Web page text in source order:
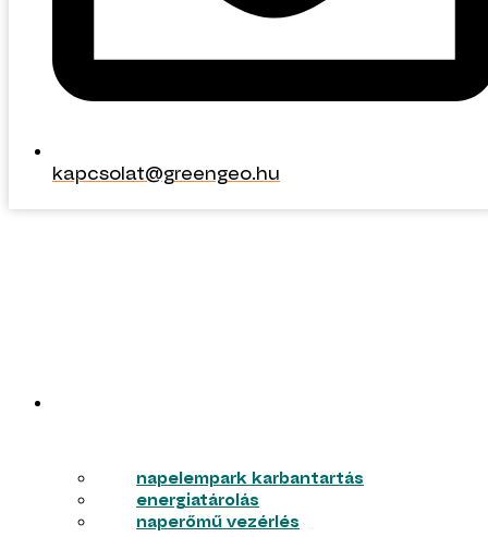
kapcsolat@greengeo.hu
napelempark karbantartás
energiatárolás
naperőmű vezérlés